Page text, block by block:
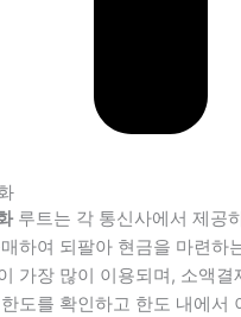
루트는 각 통신사에서 제공
하여 되팔아 현금을 마련하
가장 많이 이용되며, 소액결
도를 확인하고 한도 내에서